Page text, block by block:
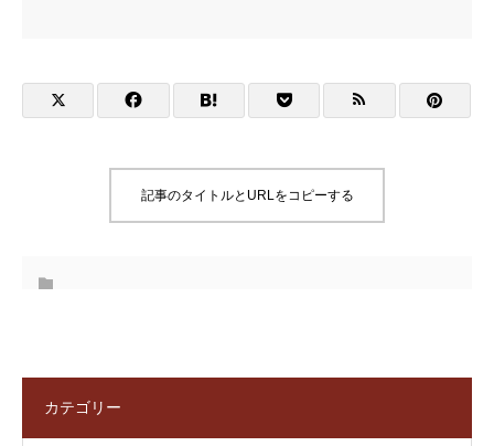
記事のタイトルとURLをコピーする
カテゴリー